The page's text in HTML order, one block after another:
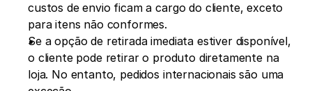
custos de envio ficam a cargo do cliente, exceto
para itens não conformes.
Se a opção de retirada imediata estiver disponível,
o cliente pode retirar o produto diretamente na
loja. No entanto, pedidos internacionais são uma